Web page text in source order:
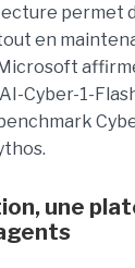
permet
en
Cyber-1-
une